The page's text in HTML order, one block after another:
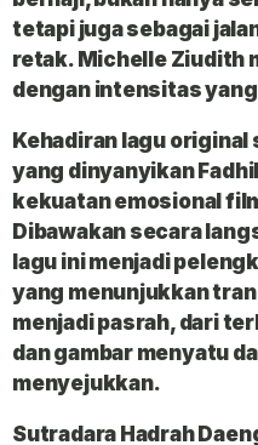
tetapi juga sebagai
retak. Michelle Ziudith
dengan intensitas
Kehadiran lagu original
yang dinyanyikan
kekuatan emosional
Dibawakan secara
lagu ini menjadi
yang menunjukkan
menjadi pasrah, dari
dan gambar menyatu
menyejukkan.
Sutradara Hadrah